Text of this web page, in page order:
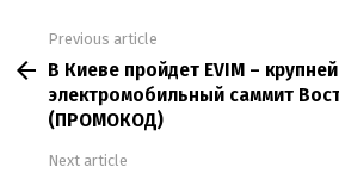
more
Previous article
В Киеве пройдет EVIM –
электромобильный саммит
(ПРОМОКОД)
Next article